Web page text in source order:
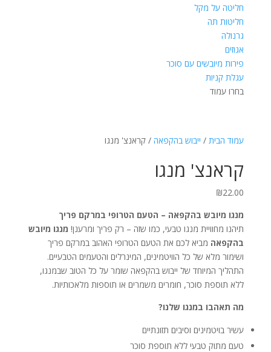
חליטה על מקל
חליטות תה
גרנולה
אגוזים
פירות מיובשים עם סוכר
עגלת קניות
בחרו עמוד
עמוד הבית/ ייבוש בהקפאה/ קראנצ' מנגו
קראנצ' מנגו
₪22.00
מנגו מיובש בהקפאה – הטעם הטרופי במרקם פריך
תיהנו מחוויית מנגו טבעי, כמו שזה – רק פריך ומרענן! מנגו מיובש
בהקפאה מביא לכם את הטעם הטרופי האהוב במרקם פריך
ושימור מלא של כל הוויטמינים, המינרלים והטעמים הטבעיים.
התהליך המיוחד של ייבוש בהקפאה שומר על כל הטוב שבמנגו,
ללא תוספת סוכר, חומרים משמרים או תוספות מלאכותיות.
מה תאהבו במנגו שלנו?
עשיר בויטמינים וסיבים תזונתיים
טעם מתוק טבעי ללא תוספת סוכר